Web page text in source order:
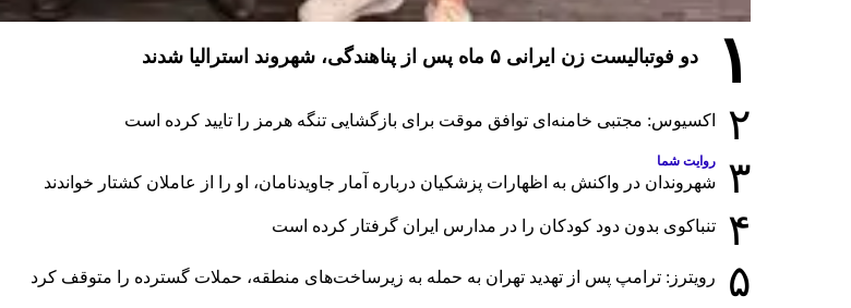
۱ دو فوتبالیست زن ایرانی ۵ ماه پس از پناهندگی، شهروند استرالیا شدند
۲ اکسیوس: مجتبی خامنه‌ای توافق موقت برای بازگشایی تنگه هرمز را تایید کرده است
۳ روایت شما
شهروندان در واکنش به اظهارات پزشکیان درباره آمار جاویدنامان، او را از عاملان کشتار خواندند
۴ تنباکوی بدون دود کودکان را در مدارس ایران گرفتار کرده است
۵ رویترز: ترامپ پس از تهدید تهران به حمله به زیرساخت‌های منطقه، حملات گسترده را متوقف کرد